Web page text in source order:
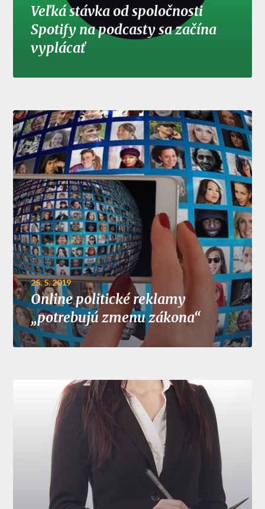
Veľká stávka od spoločnosti
Spotify na podcasty sa začína
vyplácať
25. 5. 2019
Online politické reklamy
„potrebujú zmenu zákona“